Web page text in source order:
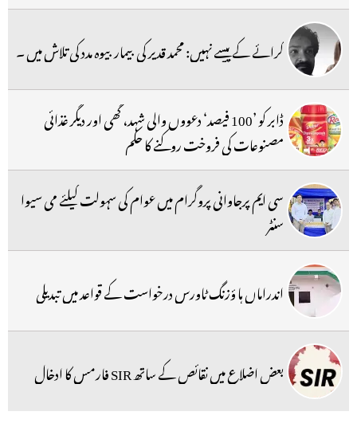
کرائے کے پیسے نہیں: محمد قدیر کی بیمار بیوہ مدد کی تلاش میں ۔
ڈابر کو ’100 فیصد‘ دعووں والی شہد، گھی اور دیگر غذائی
مصنوعات کی فروخت روکنے کا حکم
سی ایم پرجاوانی پروگرام میں عوام کی سہولت کیلئے می سیوا
سنٹر
اندراماں ہا ؤزنگ ٹاورس درخواست کے قواعد میں تبدیلی
بعض اضلاع میں نقائص کے ساتھ SIR فارمس کا ادخال